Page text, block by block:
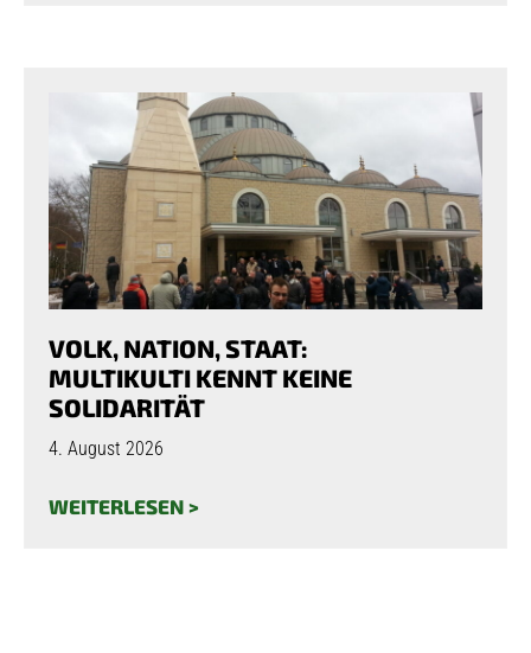
VOLK, NATION, STAAT:
MULTIKULTI KENNT KEINE
SOLIDARITÄT
4. August 2026
WEITERLESEN >